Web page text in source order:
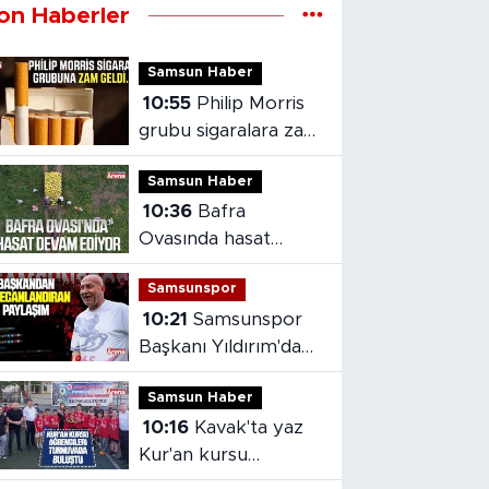
Haberler
Samsun Haber
10:55
grubu sigaralara zam
geldi
Samsun Haber
10:36
Ovasında hasat
devam ediyor
Samsunspor
10:21 Samsunspor
Başkanı Yıldırım'dan
heyecanlandıran
paylaşım
Samsun Haber
10:16
Kur'an kursu
öğrencileri